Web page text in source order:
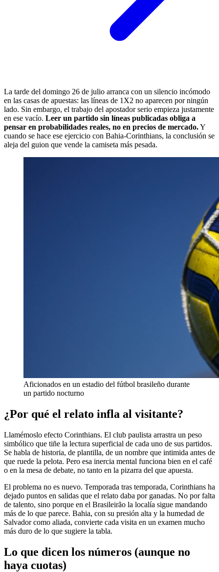
La tarde del domingo 26 de julio arranca con un silencio incómodo
en las casas de apuestas: las líneas de 1X2 no aparecen por ningún
lado. Sin embargo, el trabajo del apostador serio empieza justamente
en ese vacío. Leer un partido sin líneas publicadas obliga a
pensar en probabilidades reales, no en precios de mercado.Y
cuando se hace ese ejercicio con Bahia-Corinthians, la conclusión se
aleja del guion que vende la camiseta más pesada.
Aficionados en un estadio del fútbol brasileño durante
un partido nocturno
¿Por qué el relato infla al visitante?
Llamémoslo efecto Corinthians. El club paulista arrastra un peso
simbólico que tiñe la lectura superficial de cada uno de sus partidos.
Se habla de historia, de plantilla, de un nombre que intimida antes de
que ruede la pelota. Pero esa inercia mental funciona bien en el café
o en la mesa de debate, no tanto en la pizarra del que apuesta.
El problema no es nuevo. Temporada tras temporada, Corinthians ha
dejado puntos en salidas que el relato daba por ganadas. No por falta
de talento, sino porque en el Brasileirão la localía sigue mandando
más de lo que parece. Bahia, con su presión alta y la humedad de
Salvador como aliada, convierte cada visita en un examen mucho
más duro de lo que sugiere la tabla.
Lo que dicen los números (aunque no
haya cuotas)